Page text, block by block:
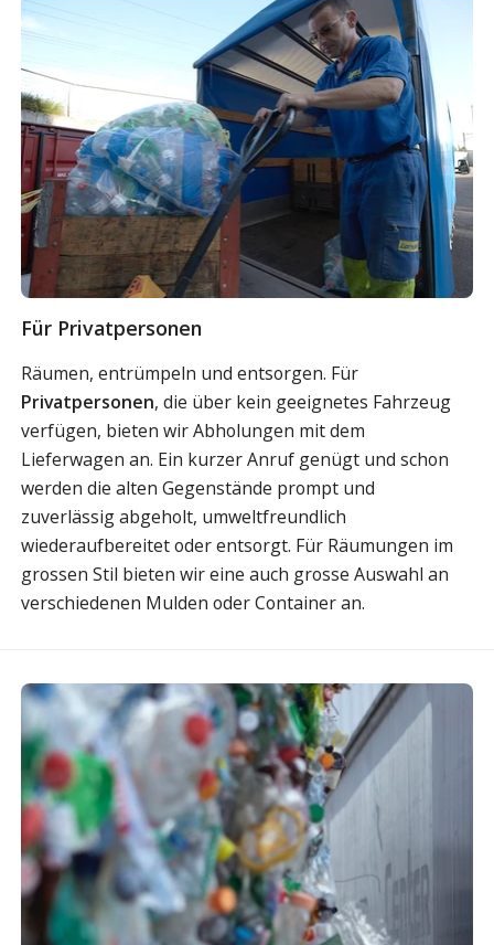
Für Privatpersonen
Räumen, entrümpeln und entsorgen. Für
Privatpersonen, die über kein geeignetes Fahrzeug
verfügen, bieten wir Abholungen mit dem
Lieferwagen an. Ein kurzer Anruf genügt und schon
werden die alten Gegenstände prompt und
zuverlässig abgeholt, umweltfreundlich
wiederaufbereitet oder entsorgt. Für Räumungen im
grossen Stil bieten wir eine auch grosse Auswahl an
verschiedenen Mulden oder Container an.